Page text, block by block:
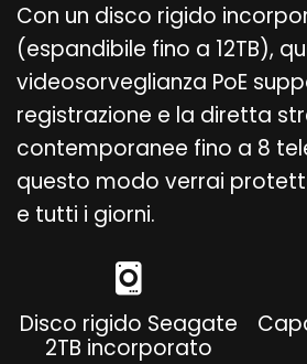
Con un disco rigido
(espandibile fino a 12TB),
videosorveglianza PoE
registrazione e la diretta
contemporanee fino a 8
questo modo verrai
e tutti i giorni.
Disco rigido Seagate
2TB incorporato